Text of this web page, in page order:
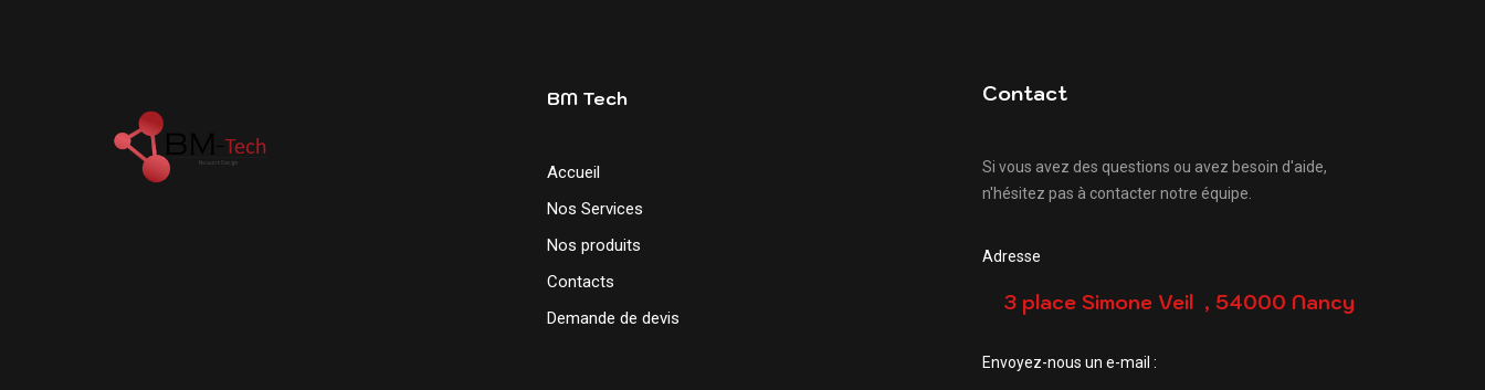
BM Tech
Accueil
Nos Services
Nos produits
Contacts
Demande de devis
Contact
Si vous avez des questions ou avez besoin d'aide,
n'hésitez pas à contacter notre équipe.
Adresse
3 place Simone Veil , 54000 Nancy
Envoyez-nous un e-mail :